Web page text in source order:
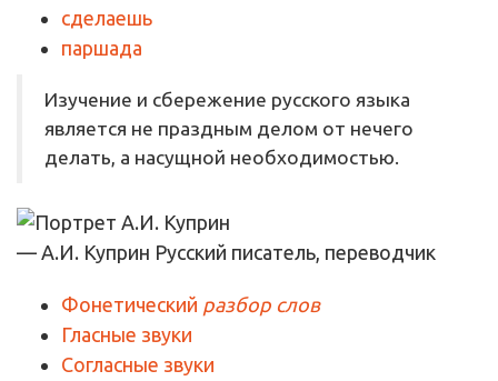
сделаешь
паршада
Изучение и сбережение русского языка
является не праздным делом от нечего
делать, а насущной необходимостью.
— А.И. Куприн Русский писатель, переводчик
Фонетический разбор слов
Гласные звуки
Согласные звуки